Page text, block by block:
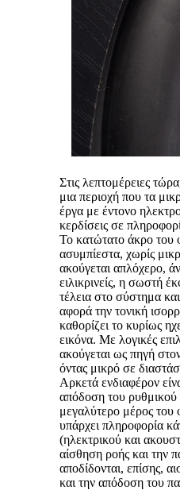
Στις λεπτομέρειες
μια περιοχή που τα
έργα με έντονο
κερδίσεις σε
Το κατώτατο άκρο του
ασυμπίεστα, χωρίς
ακούγεται απλόχερο,
ειλικρινείς, η σωστή
τέλεια στο σύστημα
αφορά την τονική
καθορίζει το κυρίως
εικόνα. Με λογικές
ακούγεται ως πηγή
όντας μικρό σε
Αρκετά ενδιαφέρον
απόδοση του ρυθμικού
μεγαλύτερο μέρος
υπάρχει πληροφορία
(ηλεκτρικού και
αίσθηση ροής και την
αποδίδονται, επίσης,
και την απόδοση του